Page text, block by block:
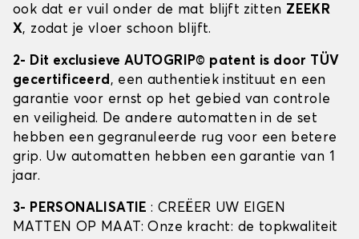
ook dat er vuil onder de mat blijft zitten ZEEKR
X, zodat je vloer schoon blijft.
2- Dit exclusieve AUTOGRIP© patent is door TÜV
gecertificeerd, een authentiek instituut en een
garantie voor ernst op het gebied van controle
en veiligheid. De andere automatten in de set
hebben een gegranuleerde rug voor een betere
grip. Uw automatten hebben een garantie van 1
jaar.
3- PERSONALISATIE: CREËER UW EIGEN
MATTEN OP MAAT: Onze kracht: de topkwaliteit